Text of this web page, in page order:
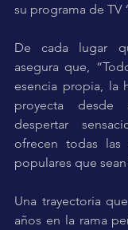
su programa de TV
De cada lugar
asegura que,
esencia propia, la
proyecta desde
despertar
ofrecen todas
populares que
Una trayectoria
años en la rama